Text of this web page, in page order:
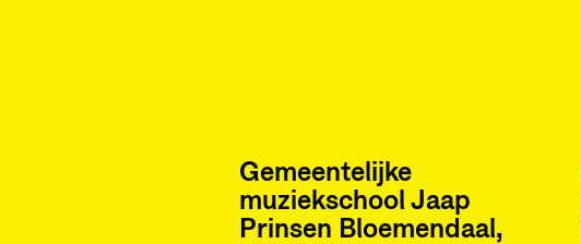
Gemeentelijke
muziekschool Jaap
Prinsen Bloemendaal,